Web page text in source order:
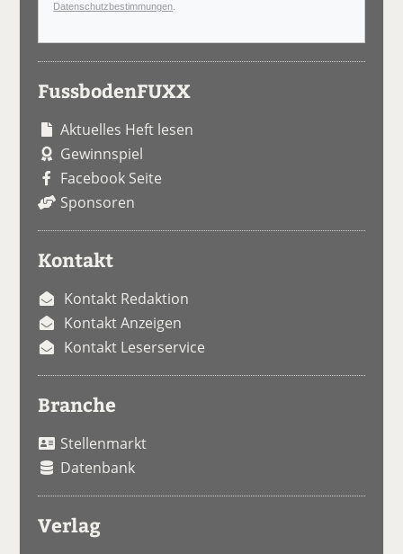
Datenschutzbestimmungen
FussbodenFUXX
Aktuelles Heft lesen
Gewinnspiel
Facebook Seite
Sponsoren
Kontakt
Kontakt Redaktion
Kontakt Anzeigen
Kontakt Leserservice
Branche
Stellenmarkt
Datenbank
Verlag